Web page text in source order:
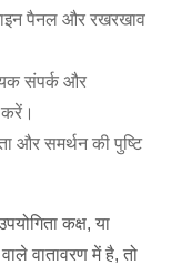
पैनल और रखरखाव
संपर्क और
और समर्थन की पुष्टि
कक्ष, या
वातावरण में है, तो